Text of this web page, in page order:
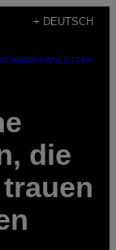
+ DEUTSCH
NEWSLETTER
die